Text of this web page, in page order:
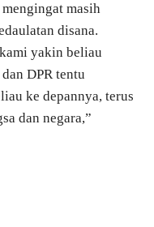
masih
disana.
yakin beliau
DPR tentu
ke depannya, terus
dan negara,”